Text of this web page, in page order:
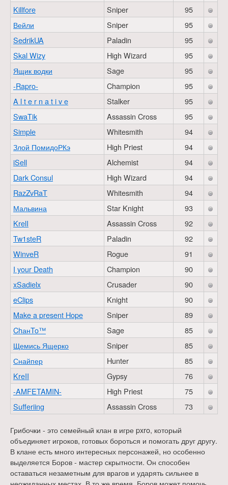
Killfore
Sniper
95
Вейли
Sniper
95
SedrikUA
Paladin
95
Skal Wizy
High Wizard
95
Ящик водки
Sage
95
-Rapro-
Champion
95
A l t e r n a t i v e
Stalker
95
SwaTik
Assassin Cross
95
Simple
Whitesmith
94
Злой ПомидоРКэ
High Priest
94
iSell
Alchemist
94
Dark Consul
High Wizard
94
RazZvRaT
Whitesmith
94
Мальвина
Star Knight
93
KrelI
Assassin Cross
92
Tw1steR
Paladin
92
WinveR
Rogue
91
I your Death
Champion
90
xSadielx
Crusader
90
eClips
Knight
90
Make a present Hope
Sniper
89
ChанTo™
Sage
85
Щемись Ящерко
Sniper
85
Снайпер
Hunter
85
KreII
Gypsy
76
-AMFETAMIN-
High Priest
75
Sufferiing
Assassin Cross 73
Грибочки - это семейный клан в игре pxro, который
объединяет игроков, готовых бороться и помогать друг другу.
В клане есть много интересных персонажей, но особенно
выделяется Боров - мастер скрытности. Он способен
оставаться незаметным для врагов и ударять сильнее в